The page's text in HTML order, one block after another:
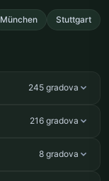
München Stuttgart
245 gradova
216 gradova
8 gradova